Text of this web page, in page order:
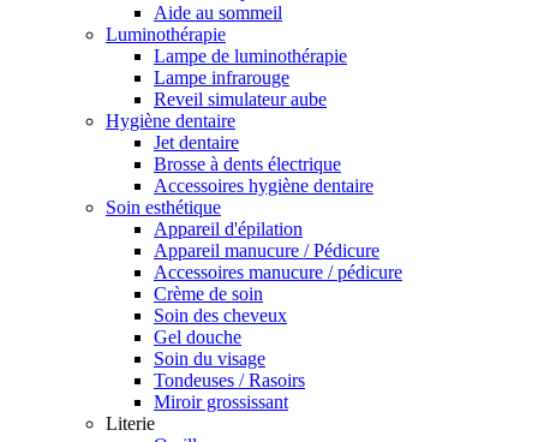
Aide au sommeil
Luminothérapie
Lampe de luminothérapie
Lampe infrarouge
Reveil simulateur aube
Hygiène dentaire
Jet dentaire
Brosse à dents électrique
Accessoires hygiène dentaire
Soin esthétique
Appareil d'épilation
Appareil manucure / Pédicure
Accessoires manucure / pédicure
Crème de soin
Soin des cheveux
Gel douche
Soin du visage
Tondeuses / Rasoirs
Miroir grossissant
Literie